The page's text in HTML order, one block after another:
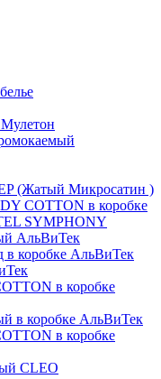
(Жатый Микросатин )
COTTON в коробке
SYMPHONY
АльВиТек
в коробке АльВиТек
в коробке
в коробке АльВиТек
в коробке
CLEO